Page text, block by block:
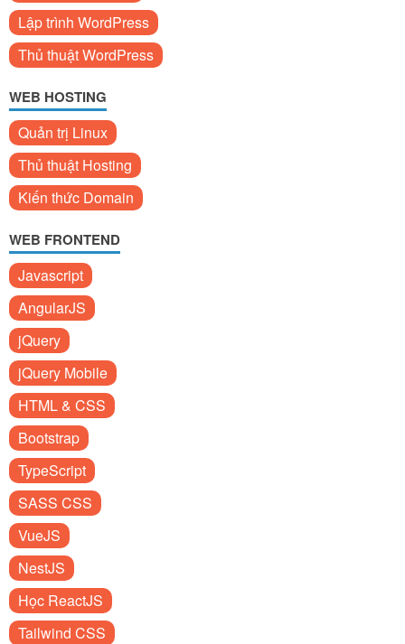
Lập trình WordPress
Thủ thuật WordPress
WEB HOSTING
Quản trị Linux
Thủ thuật Hosting
Kiến thức Domain
WEB FRONTEND
Javascript
AngularJS
jQuery
jQuery Mobile
HTML & CSS
Bootstrap
TypeScript
SASS CSS
VueJS
NestJS
Học ReactJS
Tailwind CSS